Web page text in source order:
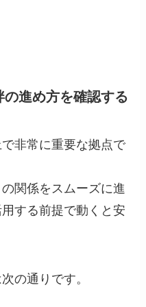
進め方を確認する
非常に重要な拠点で
関係をスムーズに進
する前提で動くと安
の通りです。